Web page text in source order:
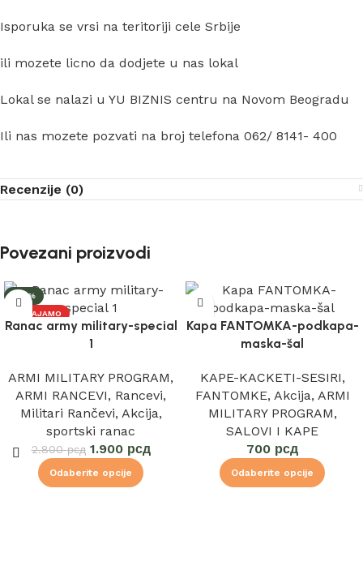
Isporuka se vrsi na teritoriji cele Srbije
ili mozete licno da dodjete u nas lokal
Lokal se nalazi u YU BIZNIS centru na Novom Beogradu
Ili nas mozete pozvati na broj telefona 062/ 8141- 400
Recenzije (0)
Povezani proizvodi
-32%
IZDVAJAMO
Ranac army military-special
1
ARMI MILITARY PROGRAM,
ARMI RANCEVI, Rancevi,
Militari Rančevi, Akcija,
sportski ranac
2.800рсд 1.900 рсд
Odaberite opcije
Kapa FANTOMKA-podkapa-
maska-šal
KAPE-KACKETI-SESIRI,
FANTOMKE, Akcija, ARMI
MILITARY PROGRAM,
SALOVI I KAPE
700 рсд
Odaberite opcije